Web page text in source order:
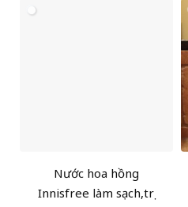
Nước hoa hồng
Innisfree làm sạch,trị